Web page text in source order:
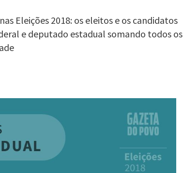
Eleições 2018: os eleitos e os candidatos
e deputado estadual somando todos os